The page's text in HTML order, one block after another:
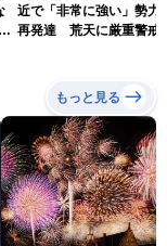
近で「非常に強い」勢力
再発達 荒天に厳重警戒
もっと見る